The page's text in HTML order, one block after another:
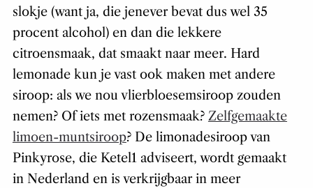
slokje (want ja, die jenever bevat dus wel 35
procent alcohol) en dan die lekkere
citroensmaak, dat smaakt naar meer. Hard
lemonade kun je vast ook maken met andere
siroop: als we nou vlierbloesemsiroop zouden
nemen? Of iets met rozensmaak? Zelfgemaakte
limoen-muntsiroop? De limonadesiroop van
Pinkyrose, die Ketel1 adviseert, wordt gemaakt
in Nederland en is verkrijgbaar in meer